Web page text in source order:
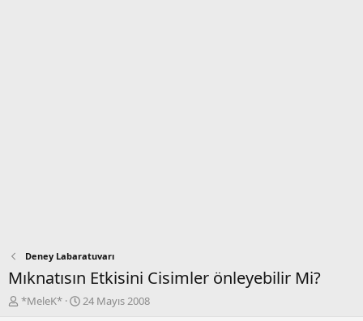
Deney Labaratuvarı
Mıknatısın Etkisini Cisimler önleyebilir Mi?
K
*MeleK*
B
24 Mayıs 2008